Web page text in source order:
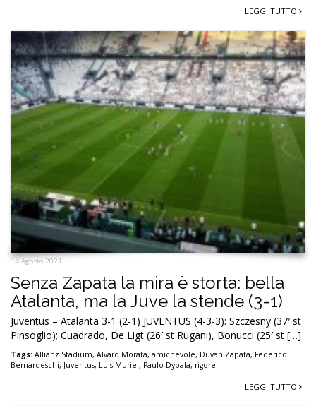
LEGGI TUTTO
14 Agosto 2021
Senza Zapata la mira è storta: bella
Atalanta, ma la Juve la stende (3-1)
Juventus – Atalanta 3-1 (2-1) JUVENTUS (4-3-3): Szczesny (37′ st
Pinsoglio); Cuadrado, De Ligt (26′ st Rugani), Bonucci (25′ st […]
Tags: Allianz Stadium, Alvaro Morata, amichevole, Duvan Zapata, Federico
Bernardeschi, Juventus, Luis Muriel, Paulo Dybala, rigore
LEGGI TUTTO